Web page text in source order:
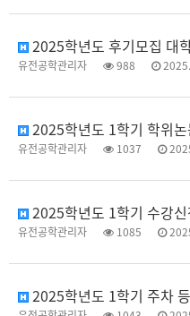
2025학년도 후기모집 대학원
유전공학관리자 988
2025학년도 1학기 학위
유전공학관리자 1037
2025학년도 1학기 수강
유전공학관리자 1085
2025학년도 1학기 주차